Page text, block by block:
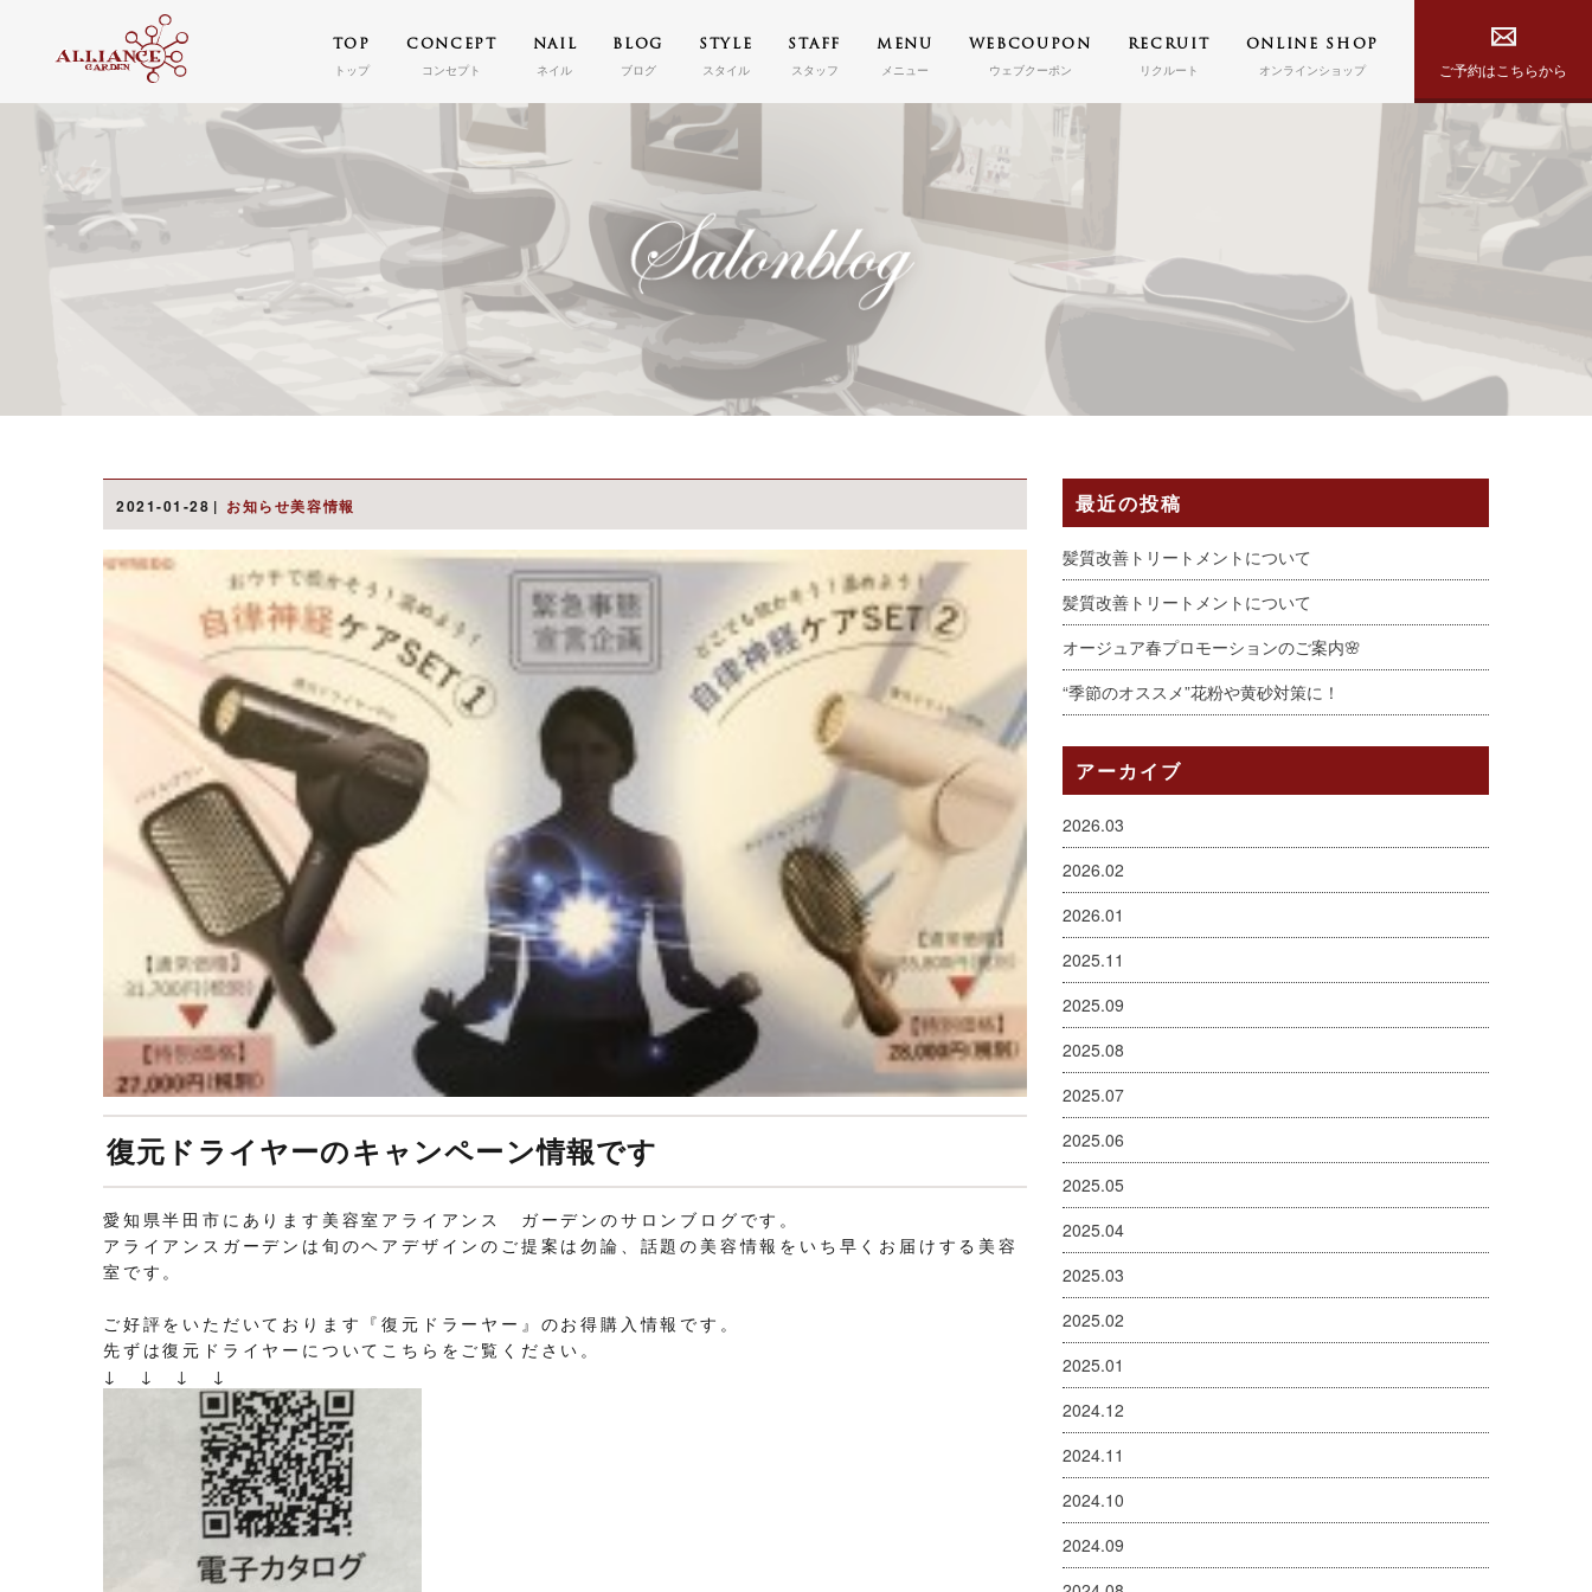
TOP
NAIL
ネイル
BLOG
ブログ
STYLE
STAFF
MENU
WEBCOUPON
ウェブクーポン
RECRUIT
リクルート
ONLINE SHOP
オンラインショップ
ご予約はこちらから
TOP
トップ
CONCEPT
コンセプト
NAIL
ネイル
BLOG
ブログ
STYLE
スタイル
STAFF
スタッフ
MENU
メニュー
WEBCOUPON
ウェブクーポン
RECRUIT
リクルート
ONLINE SHOP
オンラインショップ ご予約はこちらから
2021-01-28 お知らせ美容情報
復元ドライヤーのキャンペーン情報です
愛知県半田市にあります美容室アライアンス ガーデンのサロンブログです。
アライアンスガーデンは旬のヘアデザインのご提案は勿論、話題の美容情報をいち早くお届けする美容
室です。
ご好評をいただいております『復元ドラーヤー』のお得購入情報です。
先ずは復元ドライヤーについてこちらをご覧ください。
↓ ↓ ↓ ↓
最近の投稿
髪質改善トリートメントについて
髪質改善トリートメントについて
オージュア春プロモーションのご案内🌸
“季節のオススメ”花粉や黄砂対策に！
アーカイブ
2026.03
2026.02
2026.01
2025.11
2025.09
2025.08
2025.07
2025.06
2025.05
2025.04
2025.03
2025.02
2025.01
2024.12
2024.11
2024.10
2024.09